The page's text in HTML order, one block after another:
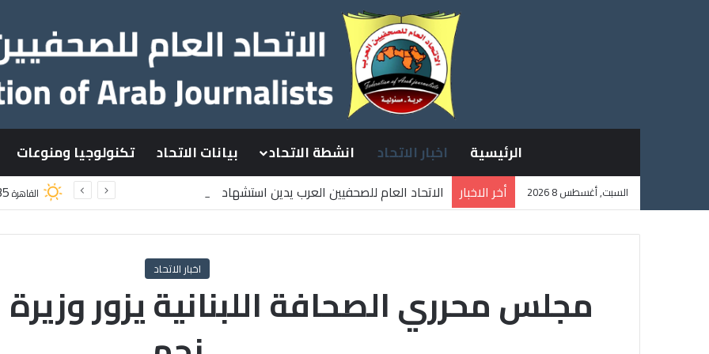
الرئيسية اخبار الاتحاد انشطة الاتحاد بيانات الاتحاد تكنولوجيا ومنوعات
السبت, أغسطس 8 2026 أخر الاخبار
الاتحاد العام للصحفيين العرب يدين استشهاد
القاهرة
اخبار الاتحاد
مجلس محرري الصحافة اللبنانية يزور